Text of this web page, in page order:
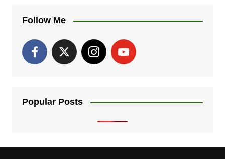
Follow Me
Popular Posts